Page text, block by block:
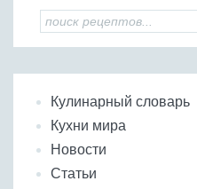
Кулинарный словарь
Кухни мира
Новости
Статьи